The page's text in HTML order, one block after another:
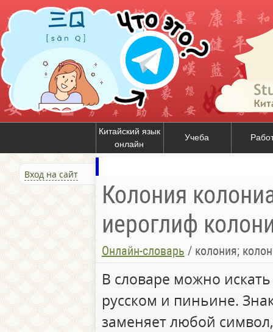
Китайский язык
онлайн
Учеба
Вход на сайт
Колония
иероглиф
Онлайн-словарь / колония;
В словаре можно
русском и пиньине.
заменяет любой